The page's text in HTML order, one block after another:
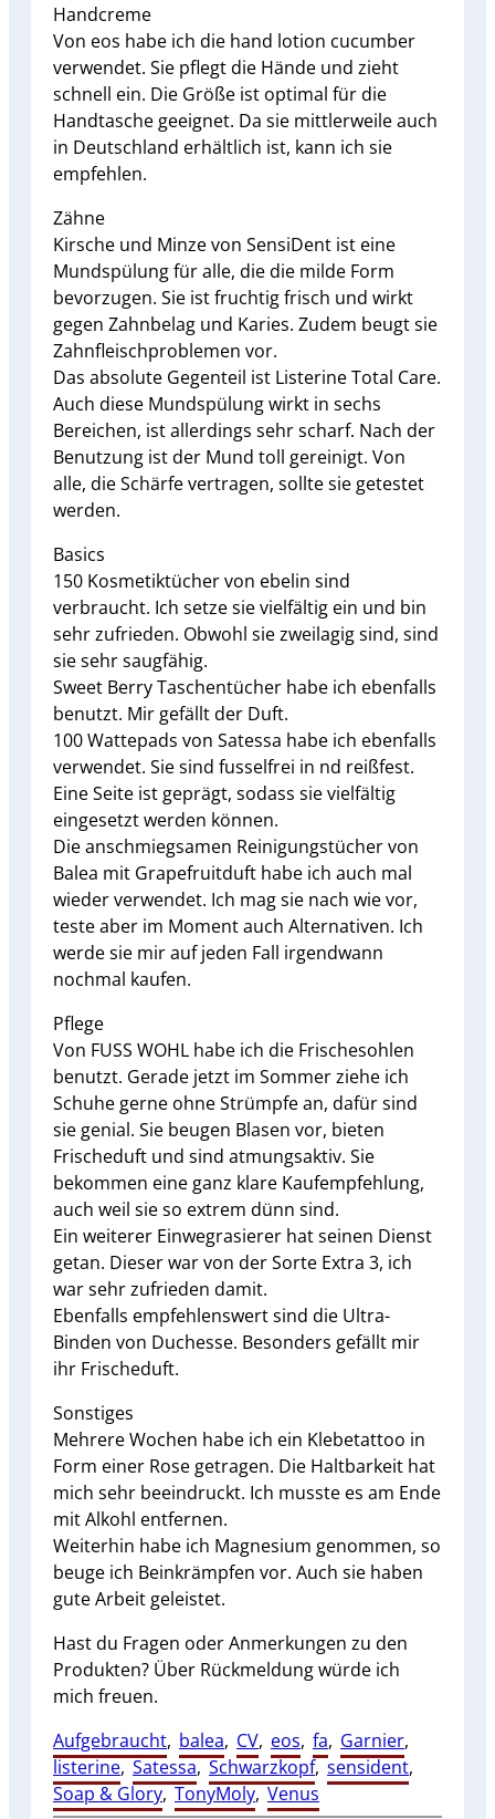
Handcreme
Von eos habe ich die hand lotion cucumber
verwendet. Sie pflegt die Hände und zieht
schnell ein. Die Größe ist optimal für die
Handtasche geeignet. Da sie mittlerweile auch
in Deutschland erhältlich ist, kann ich sie
empfehlen.
Zähne
Kirsche und Minze von SensiDent ist eine
Mundspülung für alle, die die milde Form
bevorzugen. Sie ist fruchtig frisch und wirkt
gegen Zahnbelag und Karies. Zudem beugt sie
Zahnfleischproblemen vor.
Das absolute Gegenteil ist Listerine Total Care.
Auch diese Mundspülung wirkt in sechs
Bereichen, ist allerdings sehr scharf. Nach der
Benutzung ist der Mund toll gereinigt. Von
alle, die Schärfe vertragen, sollte sie getestet
werden.
Basics
150 Kosmetiktücher von ebelin sind
verbraucht. Ich setze sie vielfältig ein und bin
sehr zufrieden. Obwohl sie zweilagig sind, sind
sie sehr saugfähig.
Sweet Berry Taschentücher habe ich ebenfalls
benutzt. Mir gefällt der Duft.
100 Wattepads von Satessa habe ich ebenfalls
verwendet. Sie sind fusselfrei in nd reißfest.
Eine Seite ist geprägt, sodass sie vielfältig
eingesetzt werden können.
Die anschmiegsamen Reinigungstücher von
Balea mit Grapefruitduft habe ich auch mal
wieder verwendet. Ich mag sie nach wie vor,
teste aber im Moment auch Alternativen. Ich
werde sie mir auf jeden Fall irgendwann
nochmal kaufen.
Pflege
Von FUSS WOHL habe ich die Frischesohlen
benutzt. Gerade jetzt im Sommer ziehe ich
Schuhe gerne ohne Strümpfe an, dafür sind
sie genial. Sie beugen Blasen vor, bieten
Frischeduft und sind atmungsaktiv. Sie
bekommen eine ganz klare Kaufempfehlung,
auch weil sie so extrem dünn sind.
Ein weiterer Einwegrasierer hat seinen Dienst
getan. Dieser war von der Sorte Extra 3, ich
war sehr zufrieden damit.
Ebenfalls empfehlenswert sind die Ultra-
Binden von Duchesse. Besonders gefällt mir
ihr Frischeduft.
Sonstiges
Mehrere Wochen habe ich ein Klebetattoo in
Form einer Rose getragen. Die Haltbarkeit hat
mich sehr beeindruckt. Ich musste es am Ende
mit Alkohl entfernen.
Weiterhin habe ich Magnesium genommen, so
beuge ich Beinkrämpfen vor. Auch sie haben
gute Arbeit geleistet.
Hast du Fragen oder Anmerkungen zu den
Produkten? Über Rückmeldung würde ich
mich freuen.
Aufgebraucht, balea, CV, eos, fa, Garnier,
listerine, Satessa, Schwarzkopf, sensident,
Soap & Glory, TonyMoly, Venus